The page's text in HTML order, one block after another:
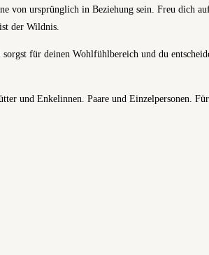
von ursprünglich in Beziehung sein. Freu dich
der Wildnis.
für deinen Wohlfühlbereich und du
und Enkelinnen. Paare und Einzelpersonen.